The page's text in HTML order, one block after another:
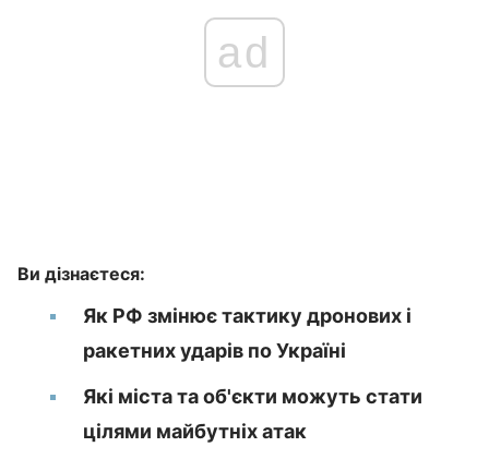
ad
Ви дізнаєтеся:
Як РФ змінює тактику дронових і
ракетних ударів по Україні
Які міста та об'єкти можуть стати
цілями майбутніх атак